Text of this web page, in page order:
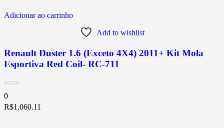
Adicionar ao carrinho
Add to wishlist
Renault Duster 1.6 (Exceto 4X4) 2011+ Kit Mola
Esportiva Red Coil- RC-711
0
R$1,060.11